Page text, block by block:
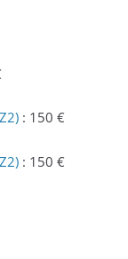
: 150 €
: 150 €